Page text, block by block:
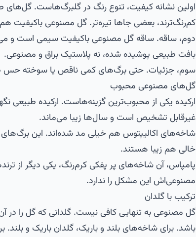
اولین نشانه کیفیت، تنوع رنگ در گلبرگ‌هاست. گل‌های
کم‌رنگ‌ترند، بعضی جاها تیره‌تر. گل مصنوعی باکیفیت هم
دوم، ساقه. ساقه گل مصنوعی باکیفیت سیمی است و
بافت طبیعی پوشیده شده، نه پلاستیک براق و مصنوعی.
سوم، جزئیات. حتی برگ‌های کمی ناقص یا سوخته حس
گل‌های مصنوعی محبوب
ارکیده یکی از محبوب‌ترین گزینه‌هاست. ارکیده طبیعی
غیرقابل تشخیص است و سال‌ها زیبا می‌ماند.
شاخه‌های اکالیپتوس هم خیلی مد شده‌اند. این
خالی هم زیبا هستند.
پامپاس، آن شاخه‌های پر پفکی کرم‌رنگ، یکی دیگر از
مصنوعی‌اش این مشکل را ندارد.
ترکیب با گلدان
گل مصنوعی به تنهایی کافی نیست. گلدانی که گل را در
باشد. برای شاخه‌های بلند و باریک، گلدان باریک و بلند.